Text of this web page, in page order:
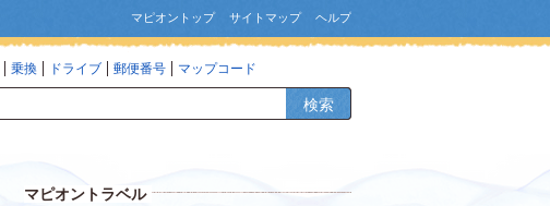
マピオントップ サイトマップ ヘルプ
乗換 ドライブ 郵便番号 マップコード
検索
マピオントラベル